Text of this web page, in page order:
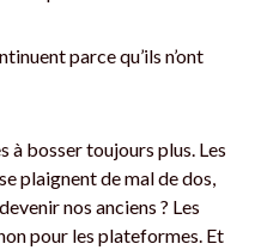
parce qu’ils n’ont
à bosser toujours plus. Les
plaignent de mal de dos,
nos anciens ? Les
pour les plateformes. Et